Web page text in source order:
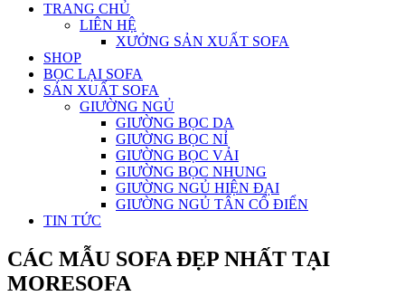
TRANG CHỦ
LIÊN HỆ
XƯỞNG SẢN XUẤT SOFA
SHOP
BỌC LẠI SOFA
SẢN XUẤT SOFA
GIƯỜNG NGỦ
GIƯỜNG BỌC DA
GIƯỜNG BỌC NỈ
GIƯỜNG BỌC VẢI
GIƯỜNG BỌC NHUNG
GIƯỜNG NGỦ HIỆN ĐẠI
GIƯỜNG NGỦ TÂN CỔ ĐIỂN
TIN TỨC
CÁC MẪU SOFA ĐẸP NHẤT TẠI
MORESOFA